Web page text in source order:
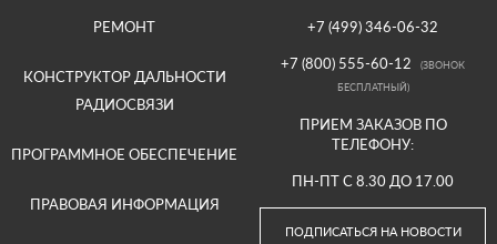
РЕМОНТ
КОНСТРУКТОР ДАЛЬНОСТИ
РАДИОСВЯЗИ
ПРОГРАММНОЕ ОБЕСПЕЧЕНИЕ
ПРАВОВАЯ ИНФОРМАЦИЯ
+7 (499) 346-06-32
+7 (800) 555-60-12
(ЗВОНОК
БЕСПЛАТНЫЙ)
ПРИЕМ ЗАКАЗОВ ПО
ТЕЛЕФОНУ:
ПН-ПТ С 8.30 ДО 17.00
ПОДПИСАТЬСЯ НА НОВОСТИ